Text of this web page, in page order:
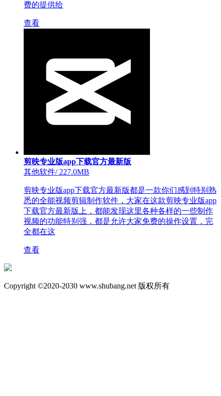
费的提供给
查看
剪映专业版app下载官方最新版
其他软件/227.0MB
剪映专业版app下载官方最新版都是一款你们感到特别熟
悉的全能视频剪辑制作软件，大家在这款剪映专业版app
下载官方最新版上，都能发现这里各种各样的一些制作
视频的功能特别强，都是允许大家免费的操作设置，完
全都在这
查看
Copyright ©2020-2030 www.shubang.net 版权所有